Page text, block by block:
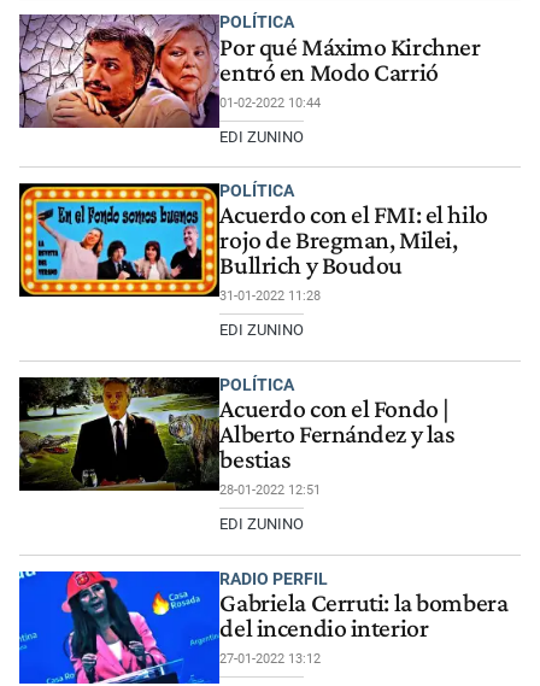
POLÍTICA
Por qué Máximo Kirchner
entró en Modo Carrió
01-02-2022 10:44
EDI ZUNINO
POLÍTICA
Acuerdo con el FMI: el hilo
rojo de Bregman, Milei,
Bullrich y Boudou
31-01-2022 11:28
EDI ZUNINO
POLÍTICA
Acuerdo con el Fondo |
Alberto Fernández y las
bestias
28-01-2022 12:51
EDI ZUNINO
RADIO PERFIL
Gabriela Cerruti: la bombera
del incendio interior
27-01-2022 13:12